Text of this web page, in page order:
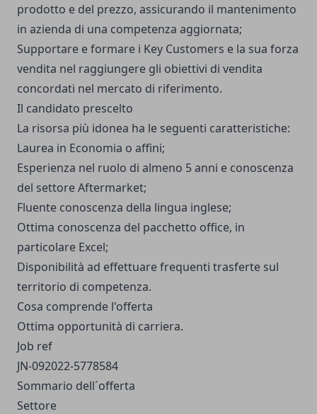
prodotto e del prezzo, assicurando il mantenimento
in azienda di una competenza aggiornata;
Supportare e formare i Key Customers e la sua forza
vendita nel raggiungere gli obiettivi di vendita
concordati nel mercato di riferimento.
Il candidato prescelto
La risorsa più idonea ha le seguenti caratteristiche:
Laurea in Economia o affini;
Esperienza nel ruolo di almeno 5 anni e conoscenza
del settore Aftermarket;
Fluente conoscenza della lingua inglese;
Ottima conoscenza del pacchetto office, in
particolare Excel;
Disponibilità ad effettuare frequenti trasferte sul
territorio di competenza.
Cosa comprende l'offerta
Ottima opportunità di carriera.
Job ref
JN-092022-5778584
Sommario dell´offerta
Settore